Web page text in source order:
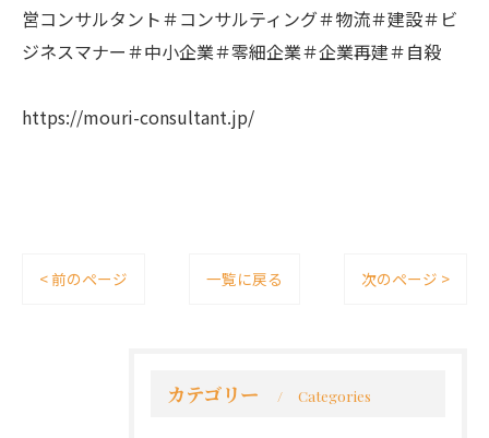
営コンサルタント＃コンサルティング＃物流＃建設＃ビ
ジネスマナー＃中小企業＃零細企業＃企業再建＃自殺
https://mouri-consultant.jp/
< 前のページ 一覧に戻る 次のページ >
カテゴリー Categories